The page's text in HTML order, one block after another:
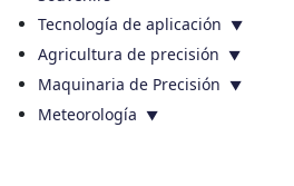
Tecnología de aplicación
Agricultura de precisión
Maquinaria de Precisión
Meteorología